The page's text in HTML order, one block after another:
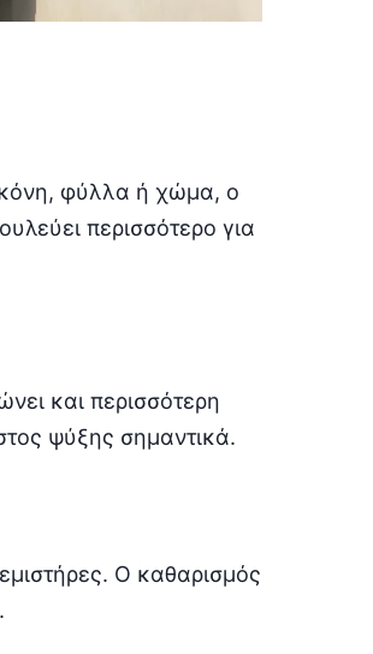
φύλλα ή χώμα, ο
περισσότερο για
και περισσότερη
ψύξης σημαντικά.
Ο καθαρισμός